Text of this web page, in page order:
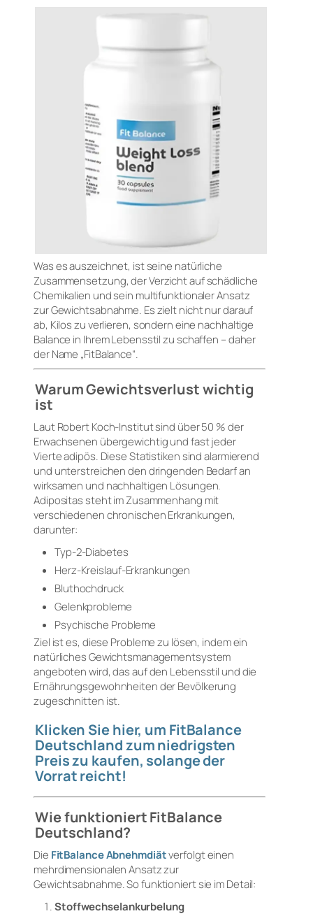
Was es auszeichnet, ist seine natürliche
Zusammensetzung, der Verzicht auf schädliche
Chemikalien und sein multifunktionaler Ansatz
zur Gewichtsabnahme. Es zielt nicht nur darauf
ab, Kilos zu verlieren, sondern eine nachhaltige
Balance in Ihrem Lebensstil zu schaffen – daher
der Name „FitBalance“.
Warum Gewichtsverlust wichtig
ist
Laut Robert Koch-Institut sind über 50 % der
Erwachsenen übergewichtig und fast jeder
Vierte adipös. Diese Statistiken sind alarmierend
und unterstreichen den dringenden Bedarf an
wirksamen und nachhaltigen Lösungen.
Adipositas steht im Zusammenhang mit
verschiedenen chronischen Erkrankungen,
darunter:
Typ-2-Diabetes
Herz-Kreislauf-Erkrankungen
Bluthochdruck
Gelenkprobleme
Psychische Probleme
Ziel ist es, diese Probleme zu lösen, indem ein
natürliches Gewichtsmanagementsystem
angeboten wird, das auf den Lebensstil und die
Ernährungsgewohnheiten der Bevölkerung
zugeschnitten ist.
Klicken Sie hier, um FitBalance
Deutschland zum niedrigsten
Preis zu kaufen, solange der
Vorrat reicht!
Wie funktioniert FitBalance
Deutschland?
Die FitBalance Abnehmdiätverfolgt einen
mehrdimensionalen Ansatz zur
Gewichtsabnahme. So funktioniert sie im Detail:
Stoffwechselankurbelung